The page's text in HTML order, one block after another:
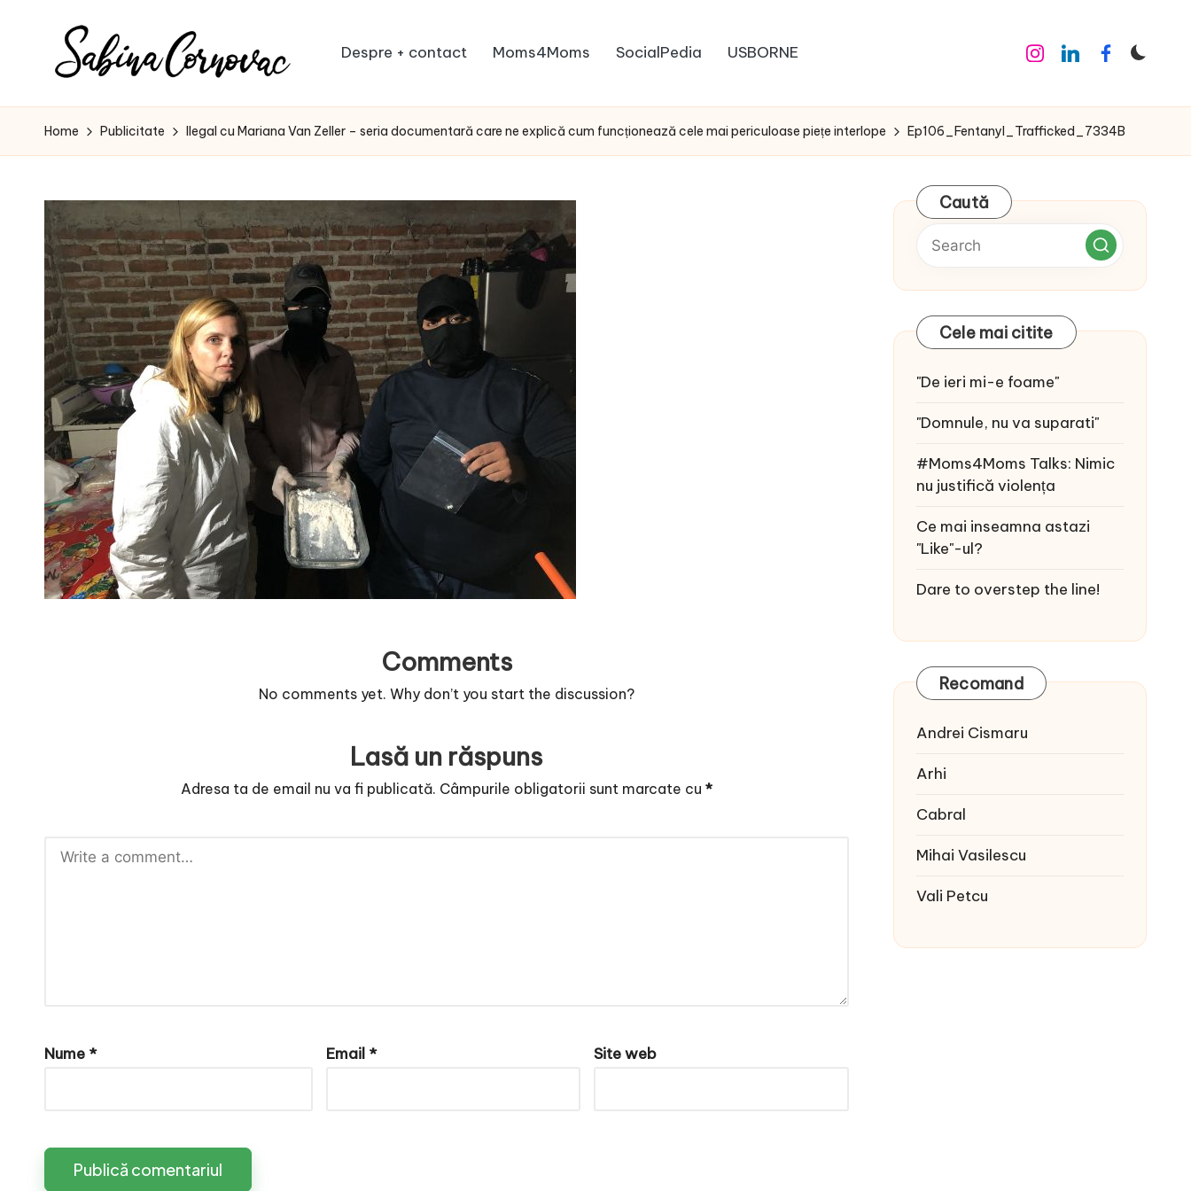
S
a
i
n
a
C
o
r
n
o
v
a
c
creator
de
de
16
ani
-
Despre + contact Moms4Moms SocialPedia USBORNE Instagram
LinkedinFacebook
Home Publicitate Ilegal cu Mariana Van Zeller – seria documentară care ne explică cum funcționează cele mai periculoase piețe interlope Ep106_Fentanyl_Trafficked_7334B
Comments
No comments yet. Why don’t you start the discussion?
Lasă un răspuns
Adresa ta de email nu va fi publicată. Câmpurile obligatorii sunt marcate cu *
Nume * Email * Site web
Caută
Cele mai citite
"De ieri mi-e foame"
"Domnule, nu va suparati"
#Moms4Moms Talks: Nimic
nu justifică violența
Ce mai inseamna astazi
"Like"-ul?
Dare to overstep the line!
Recomand
Andrei Cismaru
Arhi
Cabral
Mihai Vasilescu
Vali Petcu